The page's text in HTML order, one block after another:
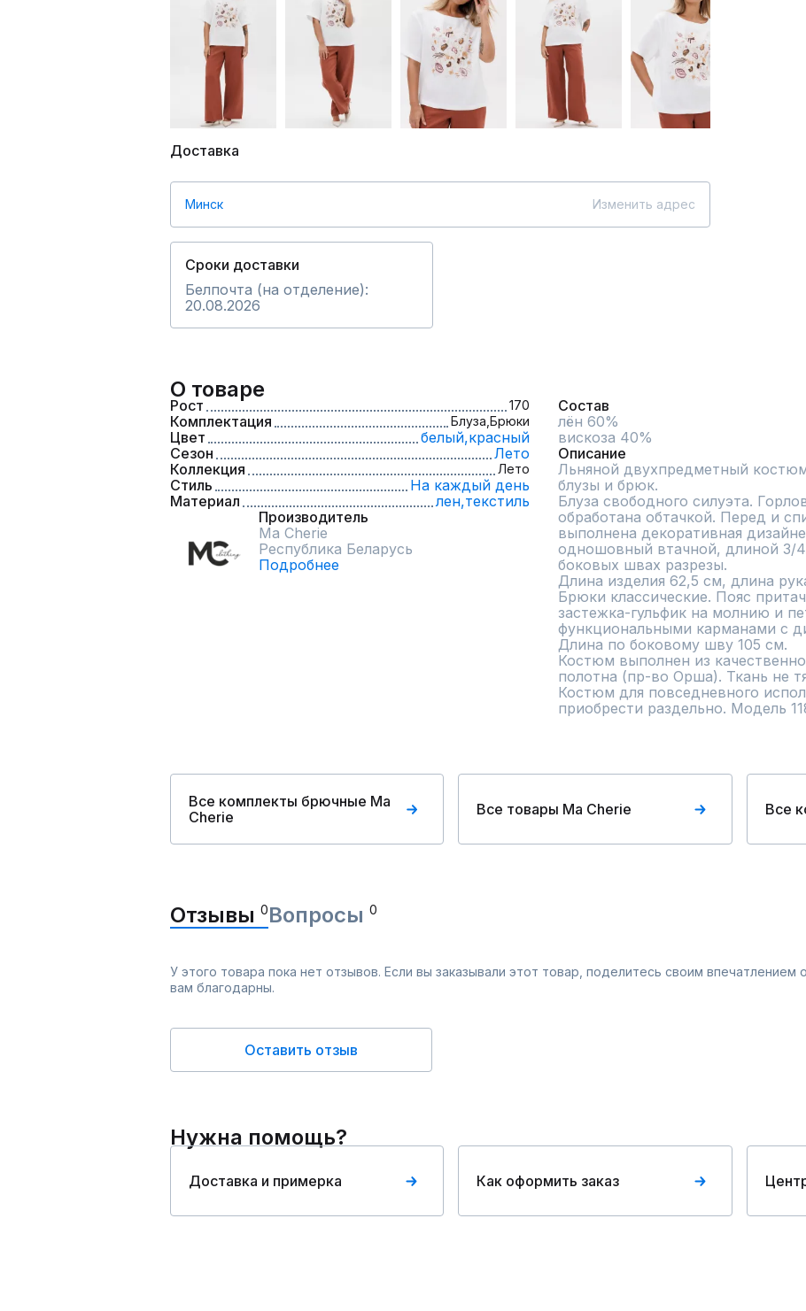
Доставка
Минск Изменить адрес
Сроки доставки
Белпочта (на отделение):
20.08.2026
О товаре
Рост 170
Комплектация Блуза, Брюки
Цвет белый,красный
Сезон
Лето
Коллекция
Лето
Стиль
На каждый день
Материал
лен,текстиль
Производитель
Ma Сherie
Республика Беларусь
Подробнее
Состав
лён 60%
вискоза 40%
Описание
Льняной двухпредметный
блузы и брюк.
Блуза свободного силуэта.
обработана обтачкой. Перед и
выполнена декоративная
одношовный втачной, длиной 3/
боковых швах разрезы.
Длина изделия 62,5 см, длина
Брюки классические. Пояс
застежка-гульфик на молнию и
функциональными карманами с
Длина по боковому шву 105 см.
Костюм выполнен из
полотна (пр-во Орша). Ткань не
Костюм для повседневного
приобрести раздельно. Модель
Все комплекты брючные Ma
Сherie
Все товары Ma Сherie Все
Отзывы 0Вопросы 0
У этого товара пока нет отзывов. Если вы заказывали этот товар, поделитесь своим впечатлением
вам благодарны.
Оставить отзыв
Нужна помощь?
Доставка и примерка Как оформить заказ